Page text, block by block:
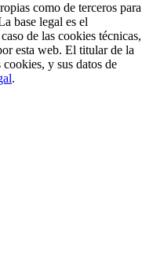
como de terceros para
base legal es el
de las cookies técnicas,
esta web. El titular de la
y sus datos de
.